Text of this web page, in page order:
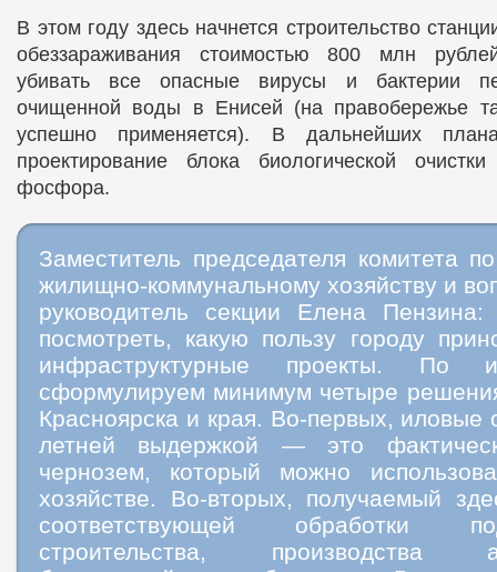
В этом году здесь начнется строительство
обеззараживания стоимостью 800 млн
убивать все опасные вирусы и бактерии
очищенной воды в Енисей (на правобережье
успешно применяется). В дальнейших
проектирование блока биологической
фосфора.
Заместитель председателя комитета
жилищно-коммунальному хозяйству и
руководитель секции Елена
посмотреть, какую пользу городу
инфраструктурные проекты. По
сформулируем минимум четыре
Красноярска и края. Во-первых, иловые
летней выдержкой — это
чернозем, который можно
хозяйстве. Во-вторых, получаемый
соответствующей обработки
строительства,